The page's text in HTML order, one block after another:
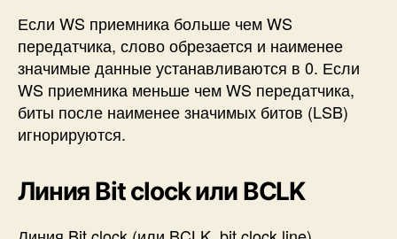
Если WS приемника больше чем WS
передатчика, слово обрезается и наименее
значимые данные устанавливаются в 0. Если
WS приемника меньше чем WS передатчика,
биты после наименее значимых битов (LSB)
игнорируются.
Линия Bit clock или BCLK